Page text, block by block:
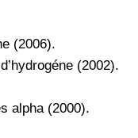
(2006).
(2002).
alpha (2000).